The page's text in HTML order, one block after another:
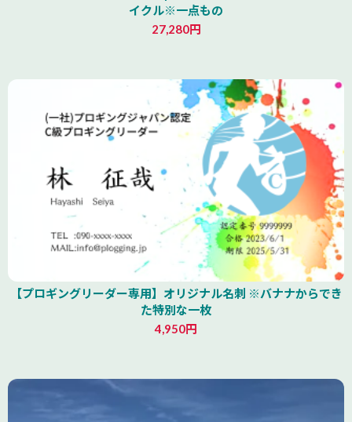
イクル※一点もの
27,280円
【プロギングリーダー専用】オリジナル名刺 ※バナナからでき
た特別な一枚
4,950円